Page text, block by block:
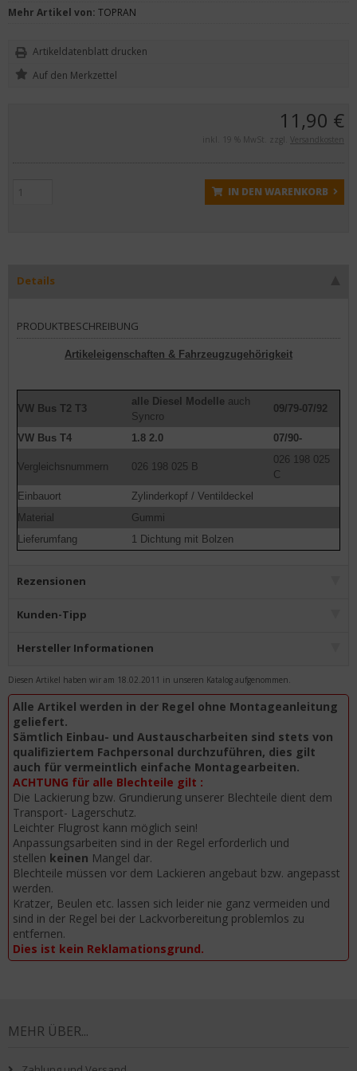
11,90 €
inkl. 19 % MwSt. zzgl. Versandkosten
IN DEN WARENKORB
Mehr Artikel von: TOPRAN
Artikeldatenblatt drucken
Details
PRODUKTBESCHREIBUNG
Artikeleigenschaften & Fahrzeugzugehörigkeit
VW Bus T2 T3
alle Diesel Modelle auch
Syncro
09/79-07/92
VW Bus T4 1.8 2.0 07/90-
Vergleichsnummern 026 198 025 B
026 198 025
C
Einbauort
Zylinderkopf / Ventildeckel
Material
Gummi
Lieferumfang
1 Dichtung mit Bolzen
Rezensionen
Kunden-Tipp
Hersteller Informationen
Diesen Artikel haben wir am 18.02.2011 in unseren Katalog aufgenommen.
Alle Artikel werden in der Regel ohne Montageanleitung
geliefert.
Sämtlich Einbau- und Austauscharbeiten sind stets von
qualifiziertem Fachpersonal durchzuführen, dies gilt
auch für vermeintlich einfache Montagearbeiten.
ACHTUNG für alle Blechteile gilt :
Die Lackierung bzw. Grundierung unserer Blechteile dient dem
Transport- Lagerschutz.
Leichter Flugrost kann möglich sein!
Anpassungsarbeiten sind in der Regel erforderlich und
stellen keinen Mangel dar.
Blechteile müssen vor dem Lackieren angebaut bzw. angepasst
werden.
Kratzer, Beulen etc. lassen sich leider nie ganz vermeiden und
sind in der Regel bei der Lackvorbereitung problemlos zu
entfernen.
Dies ist kein Reklamationsgrund.
MEHR ÜBER...